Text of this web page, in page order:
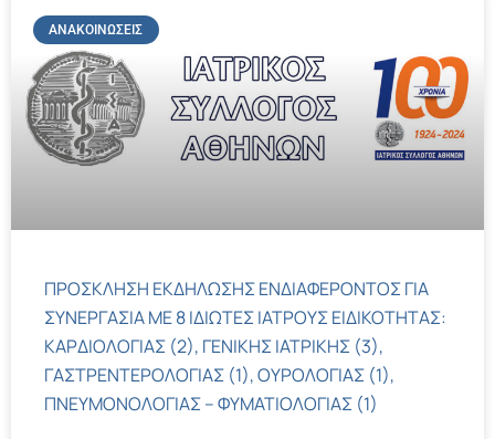
ΑΝΑΚΟΙΝΏΣΕΙΣ
ΠΡΟΣΚΛΗΣΗ ΕΚΔΗΛΩΣΗΣ ΕΝΔΙΑΦΕΡΟΝΤΟΣ ΓΙΑ
ΣΥΝΕΡΓΑΣΙΑ ΜΕ 8 ΙΔΙΩΤΕΣ ΙΑΤΡΟΥΣ ΕΙΔΙΚΟΤΗΤΑΣ:
ΚΑΡΔΙΟΛΟΓΙΑΣ (2), ΓΕΝΙΚΗΣ ΙΑΤΡΙΚΗΣ (3),
ΓΑΣΤΡΕΝΤΕΡΟΛΟΓΙΑΣ (1), ΟΥΡΟΛΟΓΙΑΣ (1),
ΠΝΕΥΜΟΝΟΛΟΓΙΑΣ – ΦΥΜΑΤΙΟΛΟΓΙΑΣ (1)